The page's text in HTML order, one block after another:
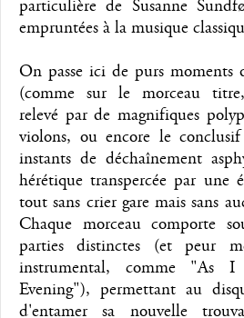
particulière de Susanne
empruntées à la musique
On passe ici de purs moments
(comme sur le morceau
relevé par de magnifiques
violons, ou encore le
instants de déchaînement
hérétique transpercée par une
tout sans crier gare mais sans
Chaque morceau comporte
parties distinctes (et peur
instrumental, comme "As
Evening"), permettant au
d'entamer sa nouvelle